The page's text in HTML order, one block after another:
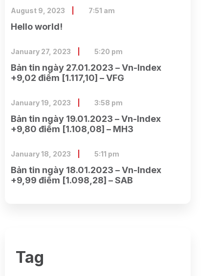
Hello world!
August 9, 2023 7:51 am
Bản tin ngày 27.01.2023 – Vn-Index
+9,02 điểm [1.117,10] – VFG
January 27, 2023 5:20 pm
Bản tin ngày 19.01.2023 – Vn-Index
+9,80 điểm [1.108,08] – MH3
January 19, 2023 3:58 pm
Bản tin ngày 18.01.2023 – Vn-Index
+9,99 điểm [1.098,28] – SAB
January 18, 2023 5:11 pm
Tag